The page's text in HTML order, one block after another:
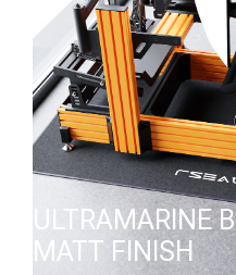
ULTRAMARINE
MATT FINISH